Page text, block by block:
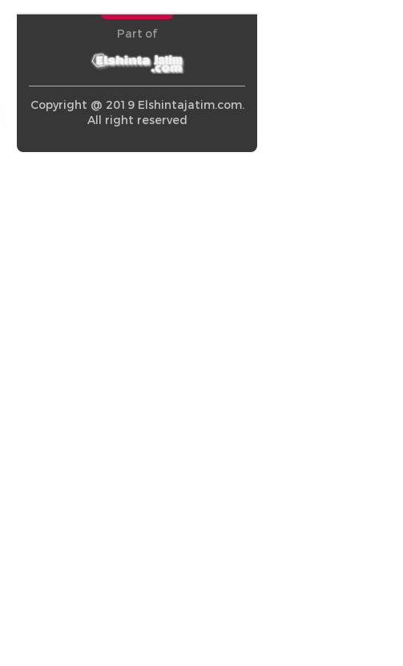
Budi” Pemerintah
Part of
Copyright @ 2019 Elshintajatim.com.
All right reserved